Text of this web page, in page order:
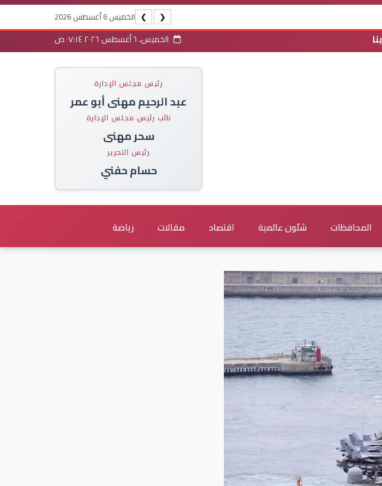
❮
❯ الخميس 6 أغسطس 2026
الخميس، ٦ أغسطس ٢٠٢٦ ٠٧:١٤ ص
رئيس مجلس الإدارة
عبد الرحيم مهنى أبو عمر
نائب رئيس مجلس الإدارة
سحر مهنى
رئيس التحرير
حسام حفني
المحافظات شئون عالمية اقتصاد مقالات رياضة